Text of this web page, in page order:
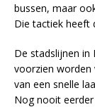
bussen, maar
Die tactiek heeft
De stadslijnen in
voorzien worden
van een snelle
Nog nooit